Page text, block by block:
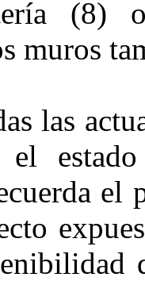
(8)
muros
las
el